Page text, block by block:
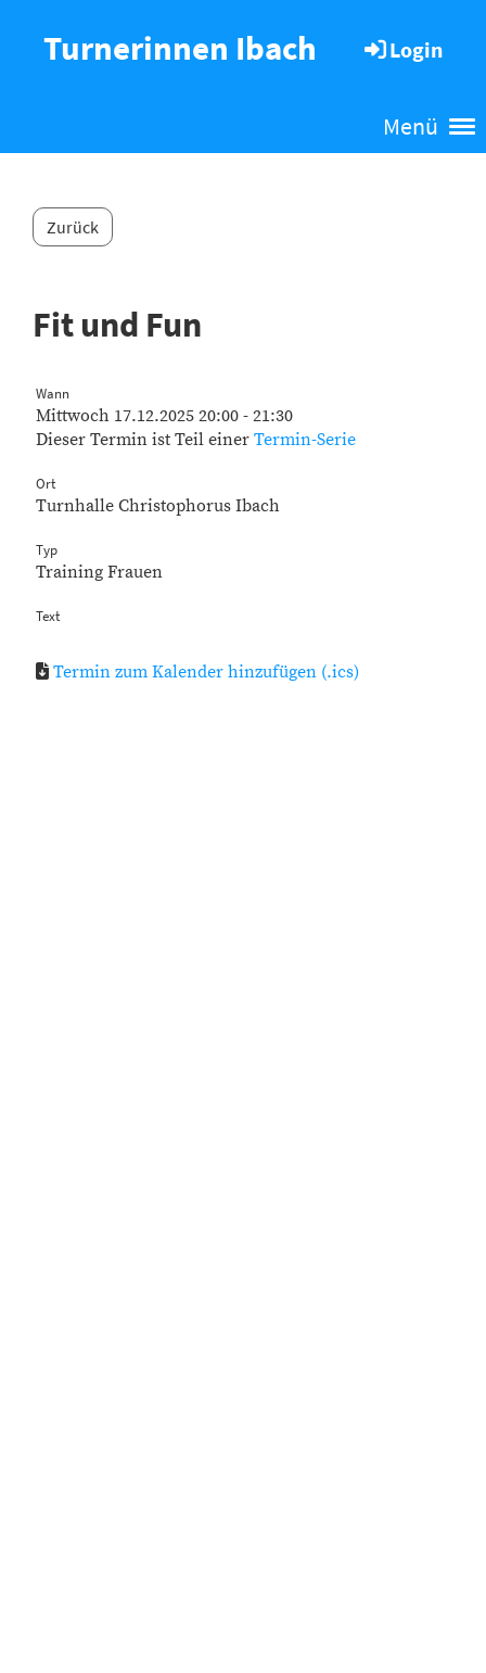
Turnerinnen Ibach Login
Menü
Zurück
Fit und Fun
Wann
Mittwoch 17.12.2025 20:00 - 21:30
Dieser Termin ist Teil einer Termin-Serie
Ort
Turnhalle Christophorus Ibach
Typ
Training Frauen
Text
Termin zum Kalender hinzufügen (.ics)